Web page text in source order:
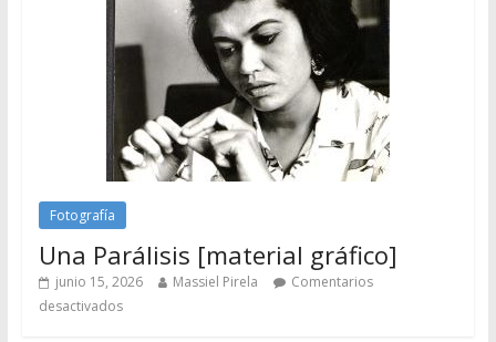
Fotografía
Una Parálisis [material gráfico]
junio 15, 2026 Massiel Pirela
Comentarios
desactivados